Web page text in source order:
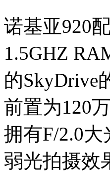
诺基亚920
1.5GHZ
的SkyDrive
前置为120
拥有F/2.0
弱光拍摄效